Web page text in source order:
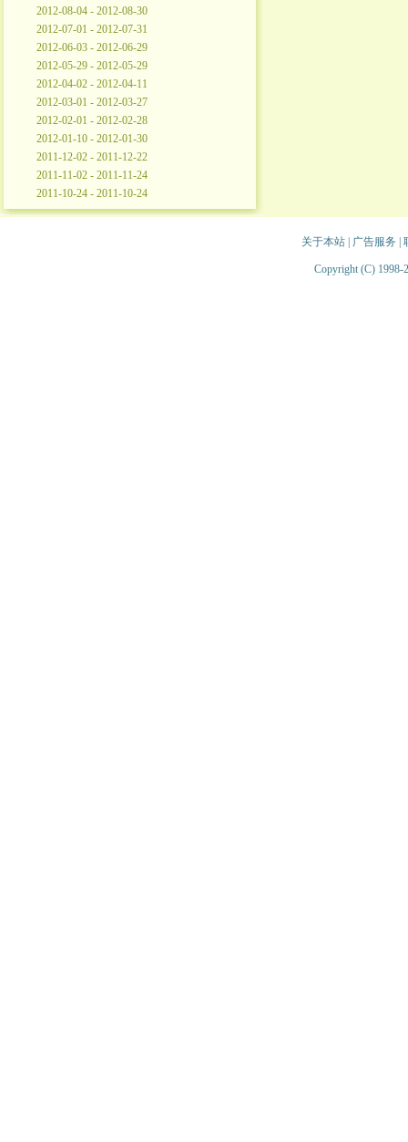
2012-08-04 - 2012-08-30
2012-07-01 - 2012-07-31
2012-06-03 - 2012-06-29
2012-05-29 - 2012-05-29
2012-04-02 - 2012-04-11
2012-03-01 - 2012-03-27
2012-02-01 - 2012-02-28
2012-01-10 - 2012-01-30
2011-12-02 - 2011-12-22
2011-11-02 - 2011-11-24
2011-10-24 - 2011-10-24
关于本站| 广告服务
Copyright (C) 1998-